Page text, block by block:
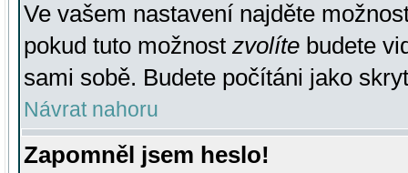
Ve vašem nastavení najděte
pokud tuto možnost zvolíte budete
sami sobě. Budete počítáni jako
Návrat nahoru
Zapomněl jsem heslo!